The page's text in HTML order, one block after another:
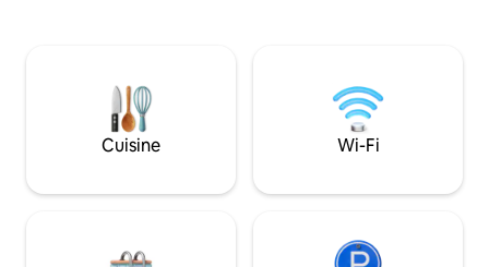
débordement Cuisine ✔ entièrement
équipée ✔ Terrasse surélevée Wifi haut
débit✔ Starlink ✔ Petit-déjeuner en
option ✔ Animaux acceptés Une retraite
la nature !
minutes du
del Mar - 44-57
Filandia/Salento-
minutes de
Cuisine Wi-Fi